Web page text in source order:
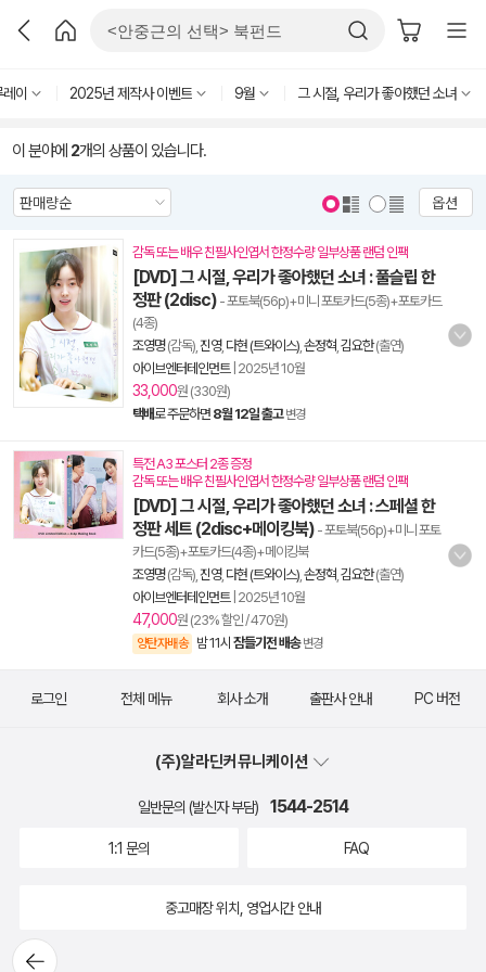
이 2025년 제작사 이벤트 9월 그 시절, 우리가 좋아했던 소녀
이 분야에 2개의 상품이 있습니다.
옵션
감독 또는 배우 친필사인엽서 한정수량 일부상품 랜덤 인팩
[DVD] 그 시절, 우리가 좋아했던 소녀 : 풀슬립 한
정판 (2disc) - 포토북(56p)+미니 포토카드(5종)+포토카드
(4종)
조영명(감독), 진영, 다현 (트와이스) 손정혁 김요한(출연)
아이브엔터테인먼트| 2025년 10월
33,000원 (330원)
택배로 주문하면 8월 12일 출고 변경
특전 A3 포스터 2종 증정
감독 또는 배우 친필사인엽서 한정수량 일부상품 랜덤 인팩
[DVD] 그 시절, 우리가 좋아했던 소녀 : 스페셜 한
정판 세트 (2disc+메이킹북) - 포토북(56p)+미니 포토
카드(5종)+포토카드(4종)+메이킹북
조영명(감독), 진영, 다현 (트와이스) 손정혁 김요한(출연)
아이브엔터테인먼트| 2025년 10월
47,000원 (23% 할인 / 470원)
양탄자배송 밤 11시 잠들기전 배송 변경
뒤로가
로그인 전체 메뉴 회사 소개 출판사 안내 PC 버전
(주)알라딘커뮤니케이션
일반문의 (발신자 부담) 1544-2514
1:1 문의 FAQ
중고매장 위치, 영업시간 안내